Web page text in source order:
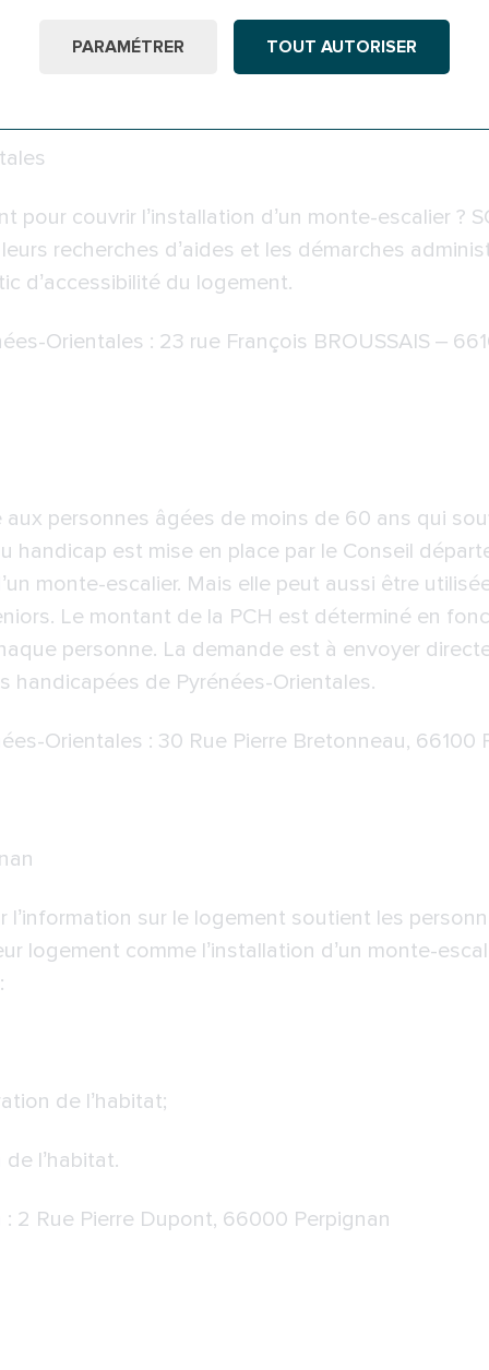
PARAMÉTRER TOUT AUTORISER
d’un monte-escalier, plusieurs types
est de permettre aux personnes âgées
pour couvrir l’installation d’un monte-escalier ?
recherches d’aides et les démarches
d’accessibilité du logement.
Orientales : 23 rue François BROUSSAIS –
personnes âgées de moins de 60 ans qui
handicap est mise en place par le Conseil
monte-escalier. Mais elle peut aussi être
Le montant de la PCH est déterminé en
personne. La demande est à envoyer
handicapées de Pyrénées-Orientales.
Orientales : 30 Rue Pierre Bretonneau, 66100
l’information sur le logement soutient les
logement comme l’installation d’un monte-
de l’habitat;
l’habitat.
2 Rue Pierre Dupont, 66000 Perpignan